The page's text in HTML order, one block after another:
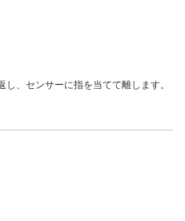
、センサーに指を当てて離します。